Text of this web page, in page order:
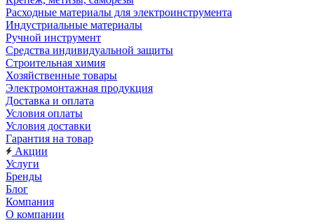
Расходные материалы для электроинструмента
Индустриальные материалы
Ручной инструмент
Средства индивидуальной защиты
Строительная химия
Хозяйственные товары
Электромонтажная продукция
Доставка и оплата
Условия оплаты
Условия доставки
Гарантия на товар
Акции
Услуги
Бренды
Блог
Компания
О компании